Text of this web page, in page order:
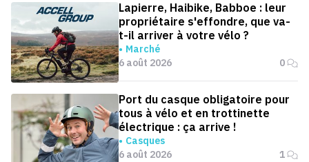
Lapierre, Haibike, Babboe : leur
propriétaire s'effondre, que va-
t-il arriver à votre vélo ?
Marché
6 août 2026
0
Port du casque obligatoire pour
tous à vélo et en trottinette
électrique : ça arrive !
Casques
6 août 2026
1